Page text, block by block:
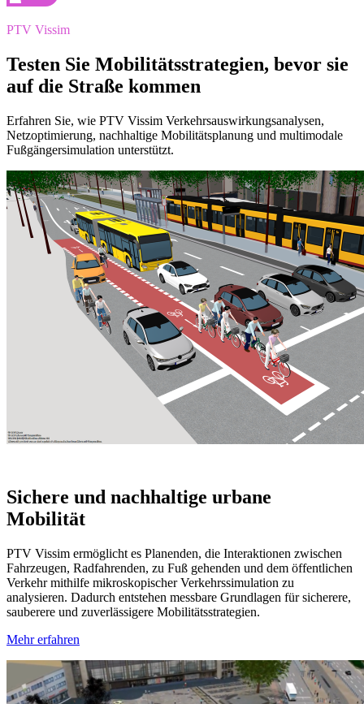
PTV Vissim
Testen Sie Mobilitätsstrategien, bevor sie
auf die Straße kommen
Erfahren Sie, wie PTV Vissim Verkehrsauswirkungsanalysen,
Netzoptimierung, nachhaltige Mobilitätsplanung und multimodale
Fußgängersimulation unterstützt.
Sichere und nachhaltige urbane
Mobilität
PTV Vissim ermöglicht es Planenden, die Interaktionen zwischen
Fahrzeugen, Radfahrenden, zu Fuß gehenden und dem öffentlichen
Verkehr mithilfe mikroskopischer Verkehrssimulation zu
analysieren. Dadurch entstehen messbare Grundlagen für sicherere,
sauberere und zuverlässigere Mobilitätsstrategien.
Mehr erfahren